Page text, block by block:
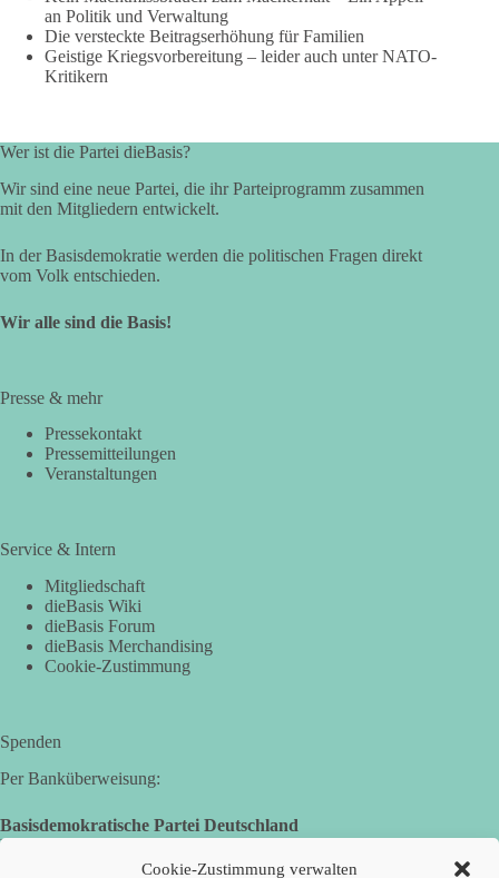
Cookie-Zustimmung verwalten
an Politik und Verwaltung
Die versteckte Beitragserhöhung für Familien
Geistige Kriegsvorbereitung – leider auch unter NATO-
Kritikern
Wer ist die Partei dieBasis?
Wir sind eine neue Partei, die ihr Parteiprogramm zusammen
mit den Mitgliedern entwickelt.
In der Basisdemokratie werden die politischen Fragen direkt
vom Volk entschieden.
Wir alle sind die Basis!
Presse & mehr
Pressekontakt
Pressemitteilungen
Veranstaltungen
Service & Intern
Mitgliedschaft
dieBasis Wiki
dieBasis Forum
dieBasis Merchandising
Cookie-Zustimmung
Spenden
Per Banküberweisung:
Basisdemokratische Partei Deutschland
Landesverband Nordrhein-Westfalen
IBAN: DE14 3005 0110 1008 4913 08